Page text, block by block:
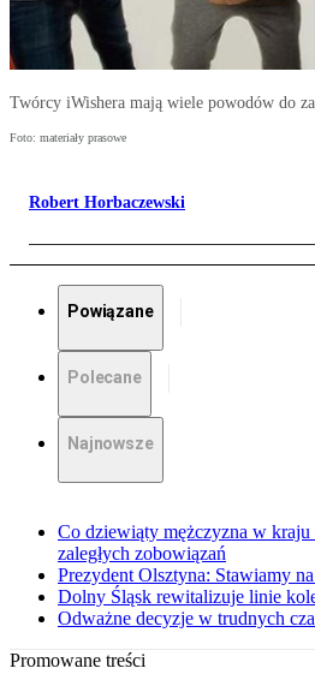
Twórcy iWishera mają wiele powodów do
Foto: materiały prasowe
Robert Horbaczewski
Powiązane
Polecane
Najnowsze
Co dziewiąty mężczyzna w kraju
zaległych zobowiązań
Prezydent Olsztyna: Stawiamy
Dolny Śląsk rewitalizuje linie
Odważne decyzje w trudnych
Promowane treści